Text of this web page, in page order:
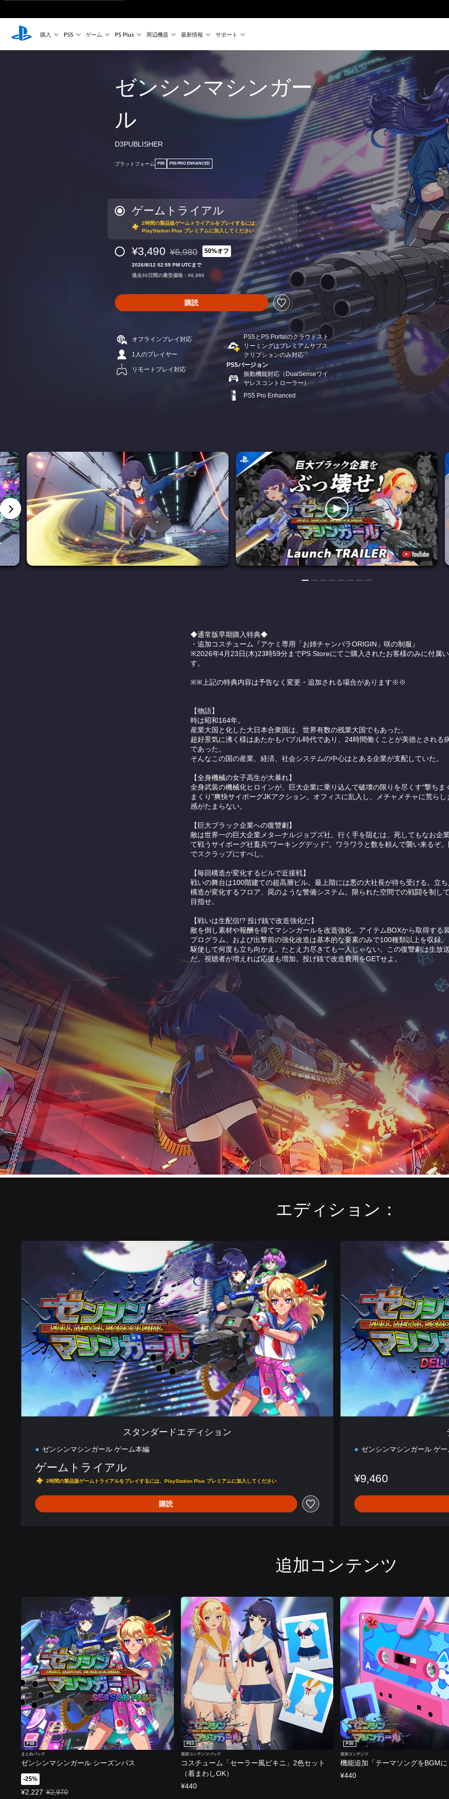
購入 PS5 ゲーム PS Plus 周辺機器 最新情報 サポート
ゼンシンマシンガー
ル
D3PUBLISHER
プラットフォーム PS5 PS5 PRO ENHANCED
ゲームトライアル
2時間の製品版ゲームトライアルをプレイするには、
PlayStation Plus プレミアムに加入してください
¥3,490 通常価格¥6,980より値引き
¥6,980 50%オフ
2026/8/12 02:59 PM UTCまで
過去30日間の最安価格：¥6,980
購読
オフラインプレイ対応
1人のプレイヤー
リモートプレイ対応
PS5とPS Portalのクラウドスト
リーミングはプレミアムサブス
クリプションのみ対応
PS5バージョン
振動機能対応（DualSenseワイ
ヤレスコントローラー）
PS5 Pro Enhanced
◆通常版早期購入特典◆
・追加コスチューム『アケミ専用「お姉チャンバラORIGIN」咲の制服』
※2026年4月23日(木)23時59分までPS Storeにてご購入されたお客様のみに付属
す。
※※上記の特典内容は予告なく変更・追加される場合があります※※
【物語】
時は昭和164年。
産業大国と化した大日本合衆国は、世界有数の残業大国でもあった。
超好景気に沸く様はあたかもバブル時代であり、24時間働くことが美徳とされる
であった。
そんなこの国の産業、経済、社会システムの中心はとある企業が支配していた。
【全身機械の女子高生が大暴れ】
全身武装の機械化ヒロインが、巨大企業に乗り込んで破壊の限りを尽くす“撃ちま
まくり”爽快サイボーグJKアクション。オフィスに乱入し、メチャメチャに荒らし
感がたまらない。
【巨大ブラック企業への復讐劇】
敵は世界一の巨大企業メタ―ナルジョブズ社。行く手を阻むは、死してもなお企
て戦うサイボーグ社畜兵“ワーキングデッド”。ワラワラと数を頼んで襲い来るぞ
でスクラップにすべし。
【毎回構造が変化するビルで近接戦】
戦いの舞台は100階建ての超高層ビル。最上階には悪の大社長が待ち受ける。立
構造が変化するフロア、罠のような警備システム。限られた空間での戦闘を制し
目指せ。
【戦いは生配信!? 投げ銭で改造強化だ】
敵を倒し素材や報酬を得てマシンガールを改造強化。アイテムBOXから取得する
プログラム、および出撃前の強化改造は基本的な要素のみで100種類以上を収録
駆使して何度も立ち向かえ。たとえ力尽きても一人じゃない。この復讐劇は生放
だ。視聴者が増えれば応援も増加。投げ銭で改造費用をGETせよ。
エディション：
ド
ィ
ョ
ン
スタンダードエディション
ゼンシンマシンガール ゲーム本編
ゲームトライアル
2時間の製品版ゲームトライアルをプレイするには、PlayStation Plus プレミアムに加入してください
購読
エ
シ
ョ
ン
ゼンシンマシンガール ゲ
¥9,460
追加コンテンツ
ゼンシンマシンガール シーズンパス
PS5
まとめパック
-25%
¥2,227
特別価格 ¥2,227 通常価格 ¥2,970
¥2,970
コスチューム「セーラー風ビキニ」2色セット
（着まわしOK）
PS5
追加コンテンツパック
¥440
機能追加「テーマソングをBGM
PS5
追加コンテンツ
¥440